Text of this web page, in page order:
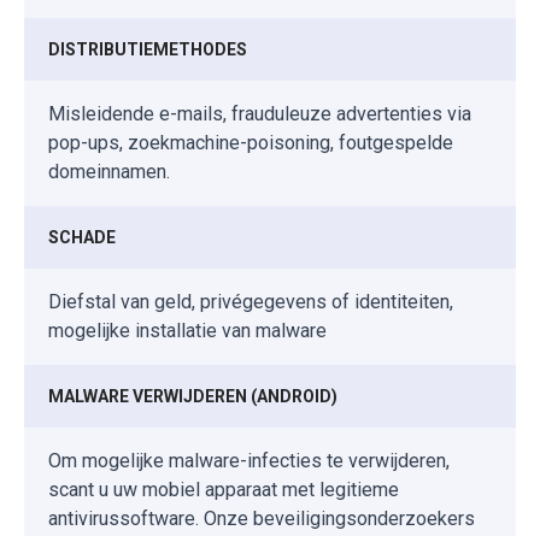
DISTRIBUTIEMETHODES
Misleidende e-mails, frauduleuze advertenties via
pop-ups, zoekmachine-poisoning, foutgespelde
domeinnamen.
SCHADE
Diefstal van geld, privégegevens of identiteiten,
mogelijke installatie van malware
MALWARE VERWIJDEREN (ANDROID)
Om mogelijke malware-infecties te verwijderen,
scant u uw mobiel apparaat met legitieme
antivirussoftware. Onze beveiligingsonderzoekers